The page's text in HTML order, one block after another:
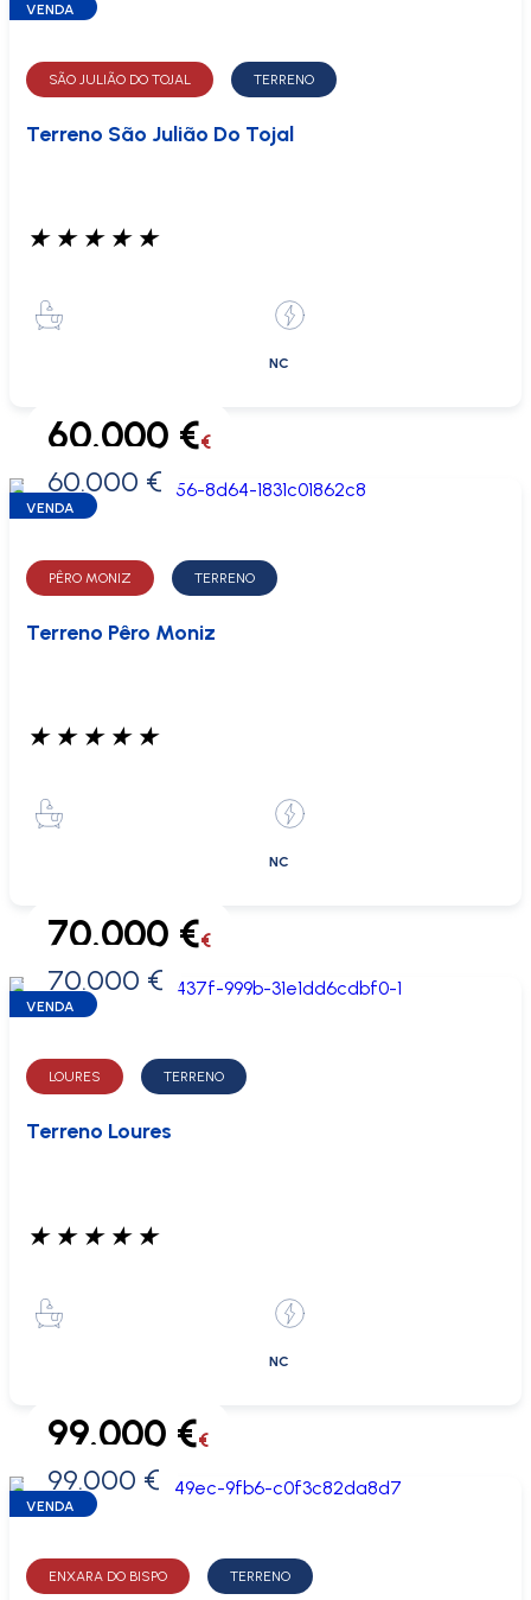
VENDA
SÃO JULIÃO DO TOJAL TERRENO
Terreno São Julião Do Tojal
★ ★ ★ ★ ★
NC
0 €
60.000 €€
60.000 €
VENDA
PÊRO MONIZ TERRENO
Terreno Pêro Moniz
★ ★ ★ ★ ★
NC
0 €
70.000 €€
70.000 €
VENDA
LOURES TERRENO
Terreno Loures
★ ★ ★ ★ ★
NC
0 €
99.000 €€
99.000 €
VENDA
ENXARA DO BISPO TERRENO